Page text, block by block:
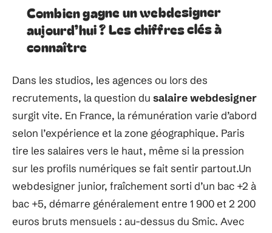
Combien gagne un webdesigner
aujourd’hui ? Les chiffres clés à
connaître
Dans les studios, les agences ou lors des
recrutements, la question du salaire webdesigner
surgit vite. En France, la rémunération varie d’abord
selon l’expérience et la zone géographique. Paris
tire les salaires vers le haut, même si la pression
sur les profils numériques se fait sentir partout.Un
webdesigner junior, fraîchement sorti d’un bac +2 à
bac +5, démarre généralement entre 1 900 et 2 200
euros bruts mensuels : au-dessus du Smic. Avec